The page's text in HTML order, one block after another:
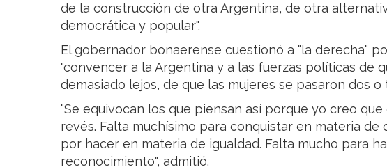
de la construcción de otra Argentina, de otra
democrática y popular".
El gobernador bonaerense cuestionó a "la derecha"
"convencer a la Argentina y a las fuerzas políticas de
demasiado lejos, de que las mujeres se pasaron dos o
"Se equivocan los que piensan así porque yo creo
revés. Falta muchísimo para conquistar en materia de
por hacer en materia de igualdad. Falta mucho para
reconocimiento", admitió.